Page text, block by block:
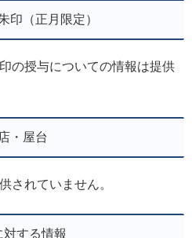
印（正月限定）
の授与についての情報は提供
・屋台
されていません。
対する情報